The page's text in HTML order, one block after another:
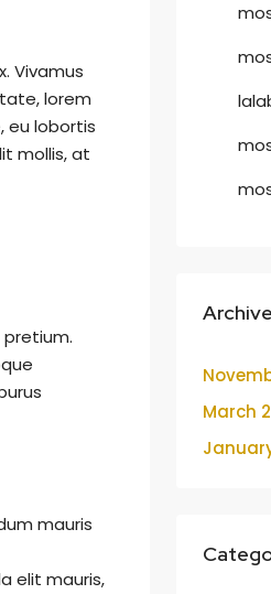
Vivamus
lorem
eu lobortis
mollis, at
mauris
elit mauris,
March